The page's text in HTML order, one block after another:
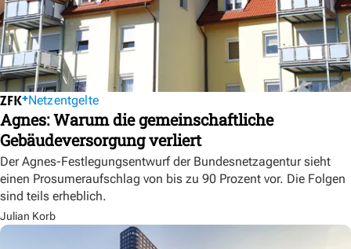
Netzentgelte
Agnes: Warum die gemeinschaftliche
Gebäudeversorgung verliert
Der Agnes-Festlegungsentwurf der Bundesnetzagentur sieht
einen Prosumeraufschlag von bis zu 90 Prozent vor. Die Folgen
sind teils erheblich.
Julian Korb